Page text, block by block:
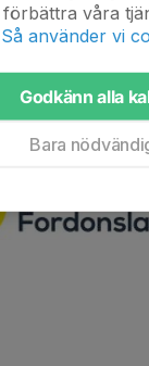
förbättra våra
Så använder vi
Godkänn alla
Bara